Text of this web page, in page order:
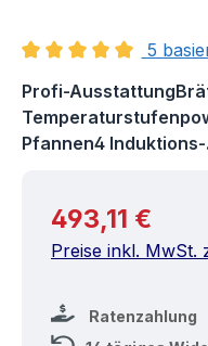
5
Profi-
Pfannen4
Regulärer Preis:
493,11 €
Preise inkl. MwSt.
Ratenzahlung